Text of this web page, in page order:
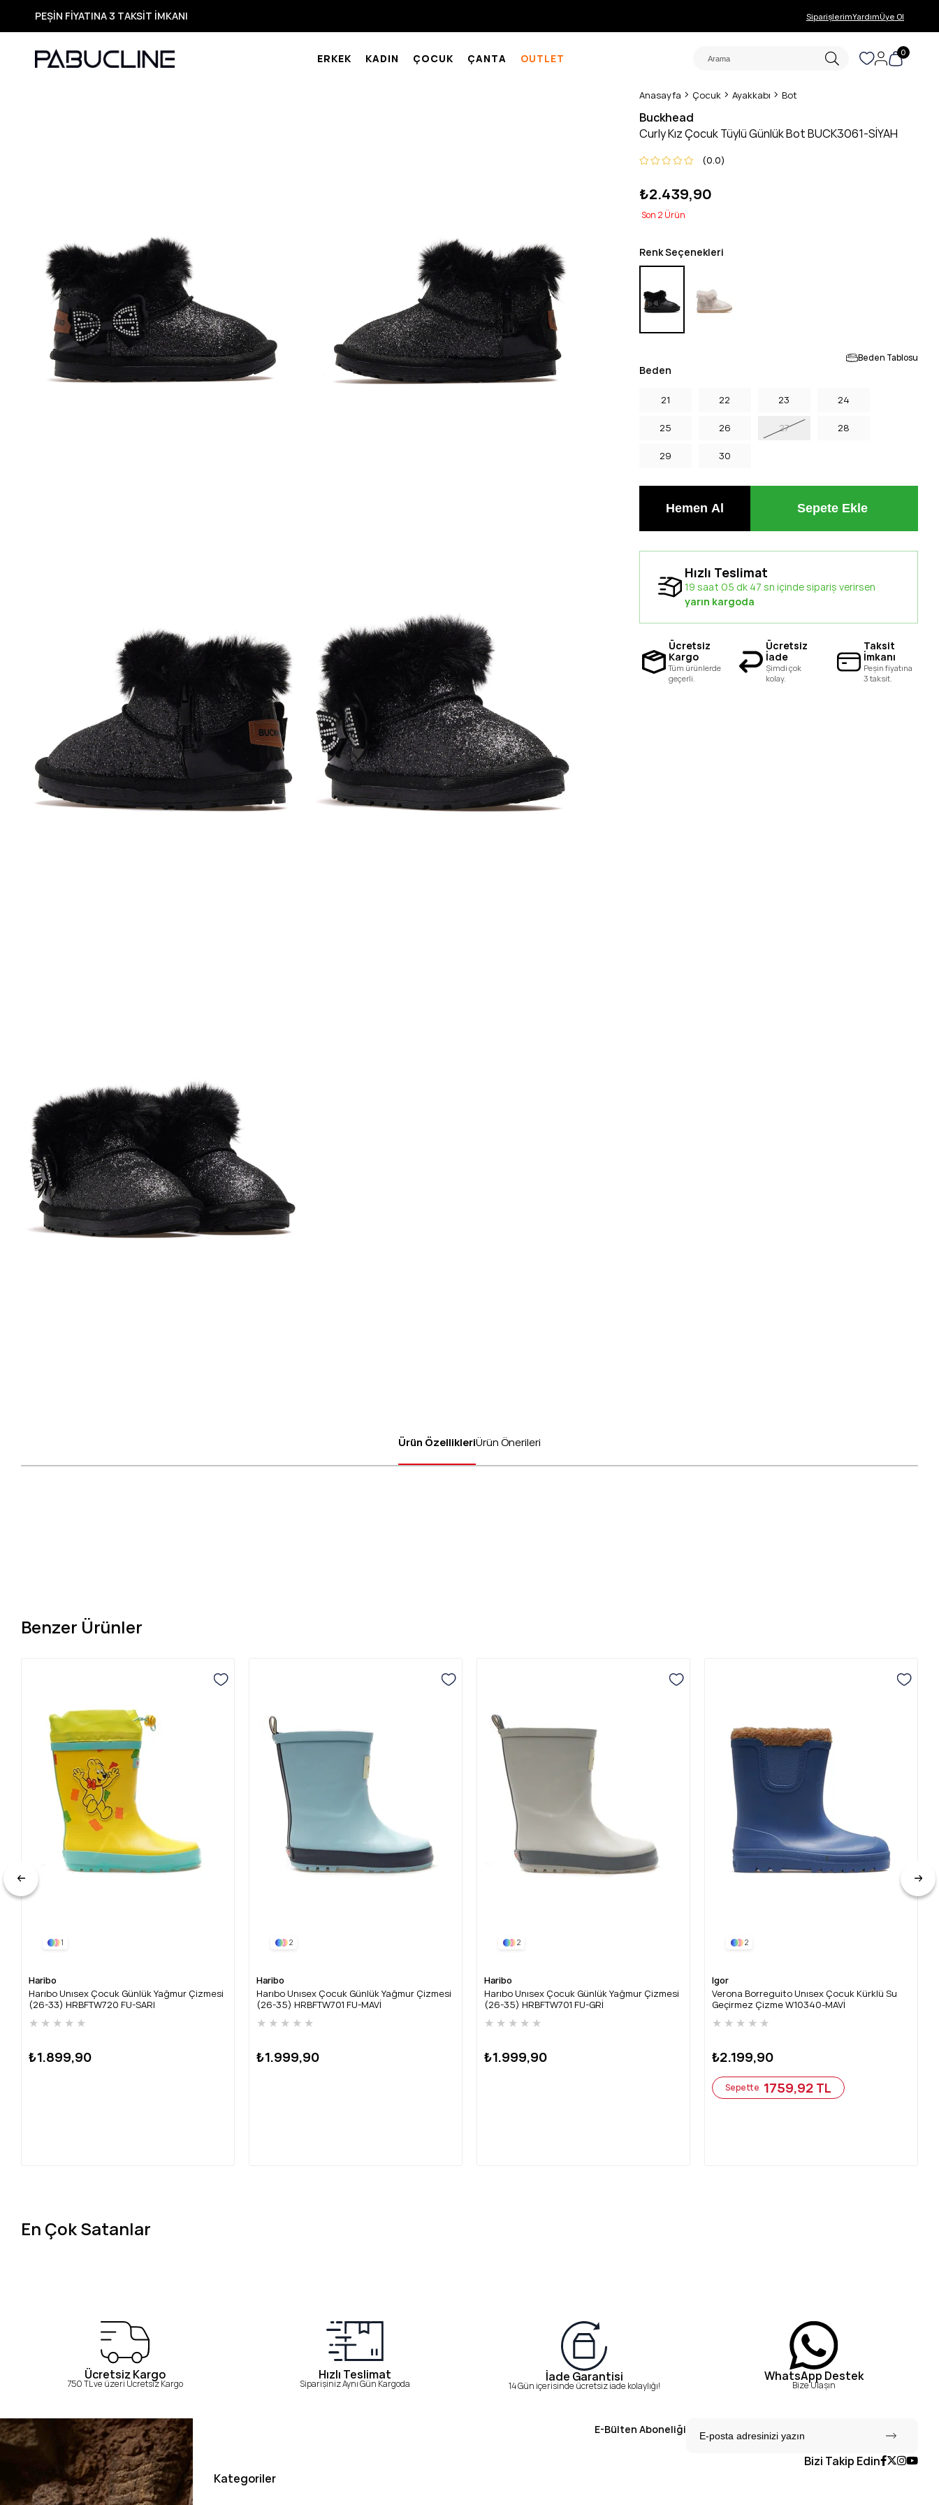
TÜM ÜRÜNLERDE ÜCRETSİZ KARGO
Yeni Sezon Ürünlerde Özel Fırsatlar
Seçili Ürünlerde Hızlı Teslimat
SiparişlerimYardımÜye Ol
ERKEK KADIN ÇOCUK ÇANTA OUTLET 0
Anasayfa Çocuk Ayakkabı Bot
Buckhead
Curly Kız Çocuk Tüylü Günlük Bot BUCK3061-SİYAH
0.0
₺2.439,90
2
Renk Seçenekleri
Beden Tablosu
Beden
21 22 23 24
25 26 27 28
29 30
Hızlı Teslimat
19 saat 05 dk 46 sn içinde sipariş verirsen
yarın kargoda
Ücretsiz
Kargo
Tüm ürünlerde
geçerli.
Ücretsiz
İade
Şimdi çok
kolay.
Taksit
İmkanı
Peşin fiyatına
3 taksit.
Ürün ÖzellikleriÜrün Önerileri
Benzer Ürünler
1
Haribo
Harıbo Unısex Çocuk Günlük Yağmur Çizmesi
(26-33) HRBFTW720 FU-SARI
★ ★ ★ ★ ★
₺1.899,90
2
Haribo
Harıbo Unısex Çocuk Günlük Yağmur Çizmesi
(26-35) HRBFTW701 FU-MAVİ
★ ★ ★ ★ ★
₺1.999,90
2
Haribo
Harıbo Unısex Çocuk Günlük Yağmur Çizmesi
(26-35) HRBFTW701 FU-GRİ
★ ★ ★ ★ ★
₺1.999,90
2
Igor
Verona Borreguito Unısex Çocuk Kürklü Su
Geçirmez Çizme W10340-MAVİ
★ ★ ★ ★ ★
₺2.199,90
Sepette 1759,92 TL
En Çok Satanlar
Ücretsiz Kargo
750 TL ve üzeri Ücretsiz Kargo
Hızlı Teslimat
Siparişiniz Aynı Gün Kargoda İade Garantisi
14 Gün içerisinde ücretsiz iade kolaylığı!
WhatsApp Destek
Bize Ulaşın
E-Bülten Aboneliği
Bizi Takip Edin
Kategoriler